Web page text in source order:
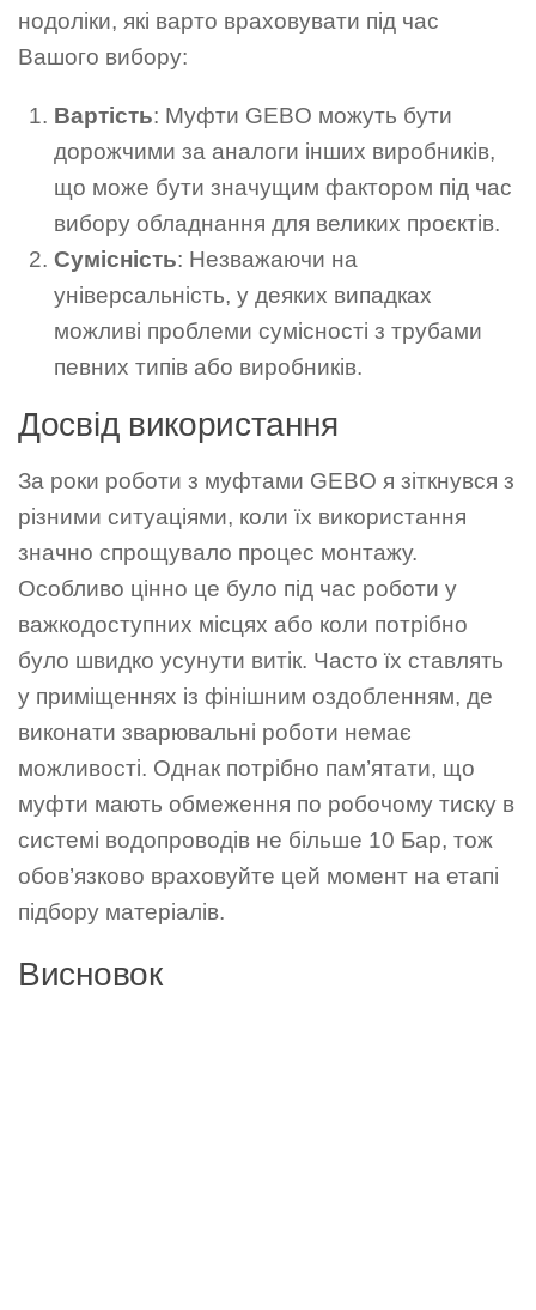
нодоліки, які варто враховувати під час
Вашого вибору:
Вартість: Муфти GEBO можуть бути
дорожчими за аналоги інших виробників,
що може бути значущим фактором під час
вибору обладнання для великих проєктів.
Сумісність: Незважаючи на
універсальність, у деяких випадках
можливі проблеми сумісності з трубами
певних типів або виробників.
Досвід використання
За роки роботи з муфтами GEBO я зіткнувся з
різними ситуаціями, коли їх використання
значно спрощувало процес монтажу.
Особливо цінно це було під час роботи у
важкодоступних місцях або коли потрібно
було швидко усунути витік. Часто їх ставлять
у приміщеннях із фінішним оздобленням, де
виконати зварювальні роботи немає
можливості. Однак потрібно пам’ятати, що
муфти мають обмеження по робочому тиску в
системі водопроводів не більше 10 Бар, тож
обов’язково враховуйте цей момент на етапі
підбору матеріалів.
Висновок